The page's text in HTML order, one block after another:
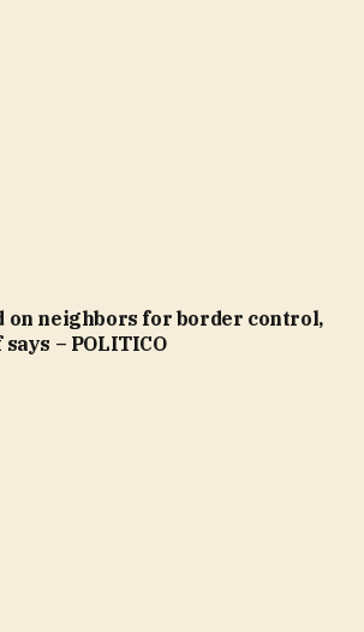
on neighbors for border control,
– POLITICO